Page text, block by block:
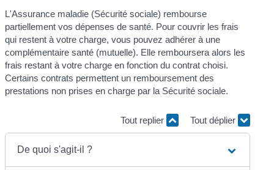
L'Assurance maladie (Sécurité sociale) rembourse
partiellement vos dépenses de santé. Pour couvrir les frais
qui restent à votre charge, vous pouvez adhérer à une
complémentaire santé (mutuelle). Elle remboursera alors les
frais restant à votre charge en fonction du contrat choisi.
Certains contrats permettent un remboursement des
prestations non prises en charge par la Sécurité sociale.
Tout replier Tout déplier
De quoi s'agit-il ?